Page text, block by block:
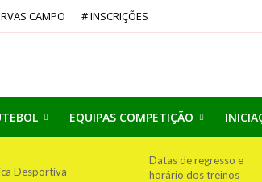
CAMPO # INSCRIÇÕES
EQUIPAS COMPETIÇÃO
Desportiva
Datas de regresso e
horário dos treinos